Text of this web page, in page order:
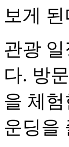
보게 된
관광
다. 방
을 체
운딩을